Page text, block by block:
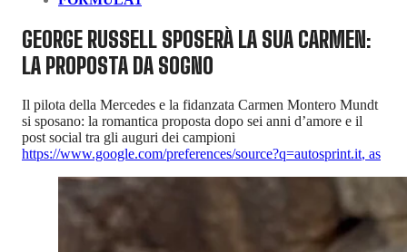
GEORGE RUSSELL SPOSERÀ LA SUA CARMEN:
LA PROPOSTA DA SOGNO
Il pilota della Mercedes e la fidanzata Carmen Montero Mundt
si sposano: la romantica proposta dopo sei anni d’amore e il
post social tra gli auguri dei campioni
https://www.google.com/preferences/source?q=autosprint.it, as